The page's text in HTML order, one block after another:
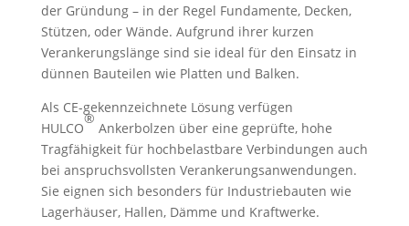
der Gründung – in der Regel Fundamente, Decken,
Stützen, oder Wände. Aufgrund ihrer kurzen
Verankerungslänge sind sie ideal für den Einsatz in
dünnen Bauteilen wie Platten und Balken.
Als CE-gekennzeichnete Lösung verfügen
HULCO
®
Ankerbolzen über eine geprüfte, hohe
Tragfähigkeit für hochbelastbare Verbindungen auch
bei anspruchsvollsten Verankerungsanwendungen.
Sie eignen sich besonders für Industriebauten wie
Lagerhäuser, Hallen, Dämme und Kraftwerke.